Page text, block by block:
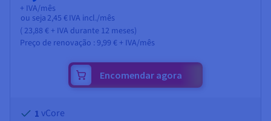
+ IVA/mês
ou seja 2,45 € IVA incl./mês
( 23,88 € + IVA durante 12 meses)
Preço de renovação : 9,99 € + IVA/mês
Encomendar agora
1 vCore